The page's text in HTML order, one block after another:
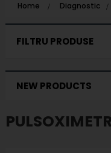
navigation
Home > Diagnostic >
FILTRU PRODUSE
NEW PRODUCTS